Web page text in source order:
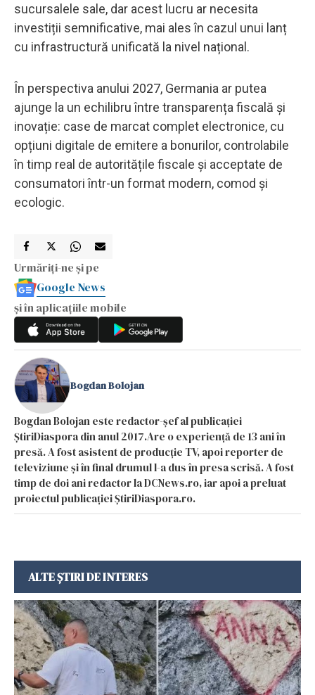
sucursalele sale, dar acest lucru ar necesita
investiții semnificative, mai ales în cazul unui lanț
cu infrastructură unificată la nivel național.
În perspectiva anului 2027, Germania ar putea
ajunge la un echilibru între transparența fiscală și
inovație: case de marcat complet electronice, cu
opțiuni digitale de emitere a bonurilor, controlabile
în timp real de autoritățile fiscale și acceptate de
consumatori într-un format modern, comod și
ecologic.
Urmăriți-ne și pe
Google News
și în aplicațiile mobile
Bogdan Bolojan
Bogdan Bolojan este redactor-șef al publicației
ȘtiriDiaspora din anul 2017.Are o experiență de 13 ani în
presă. A fost asistent de producție TV, apoi reporter de
televiziune și în final drumul l-a dus în presa scrisă. A fost
timp de doi ani redactor la DCNews.ro, iar apoi a preluat
proiectul publicației ȘtiriDiaspora.ro.
ALTE ȘTIRI DE INTERES